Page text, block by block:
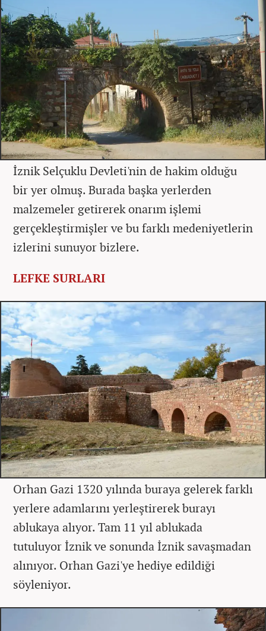
İznik Selçuklu Devleti'nin de hakim olduğu
bir yer olmuş. Burada başka yerlerden
malzemeler getirerek onarım işlemi
gerçekleştirmişler ve bu farklı medeniyetlerin
izlerini sunuyor bizlere.
LEFKE SURLARI
Orhan Gazi 1320 yılında buraya gelerek farklı
yerlere adamlarını yerleştirerek burayı
ablukaya alıyor. Tam 11 yıl ablukada
tutuluyor İznik ve sonunda İznik savaşmadan
alınıyor. Orhan Gazi'ye hediye edildiği
söyleniyor.